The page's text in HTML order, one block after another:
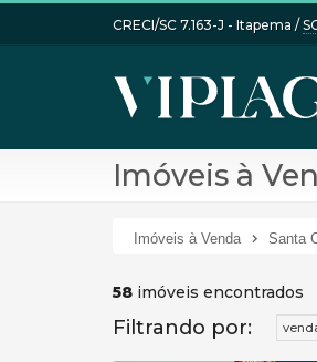
CRECI/SC 7.163-J - Itapema /
Imóveis à
Imóveis à Venda Santa
58 imóveis encontrados
Filtrando por: